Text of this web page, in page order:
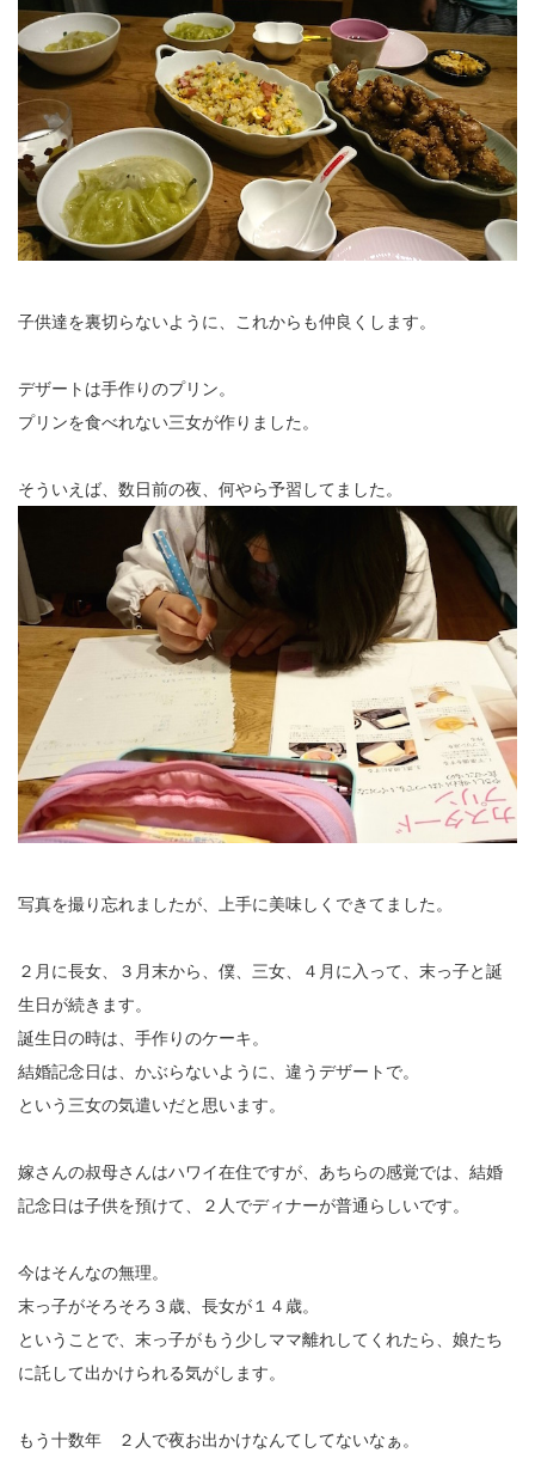
子供達を裏切らないように、これからも仲良くします。
デザートは手作りのプリン。
プリンを食べれない三女が作りました。
そういえば、数日前の夜、何やら予習してました。
写真を撮り忘れましたが、上手に美味しくできてました。
２月に長女、３月末から、僕、三女、４月に入って、末っ子と誕
生日が続きます。
誕生日の時は、手作りのケーキ。
結婚記念日は、かぶらないように、違うデザートで。
という三女の気遣いだと思います。
嫁さんの叔母さんはハワイ在住ですが、あちらの感覚では、結婚
記念日は子供を預けて、２人でディナーが普通らしいです。
今はそんなの無理。
末っ子がそろそろ３歳、長女が１４歳。
ということで、末っ子がもう少しママ離れしてくれたら、娘たち
に託して出かけられる気がします。
もう十数年 ２人で夜お出かけなんてしてないなぁ。